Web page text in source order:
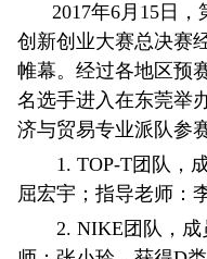
2017年6月15日，
创新创业大赛总决赛
帷幕。经过各地区预
名选手进入在东莞举
济与贸易专业派队参
1. TOP-T团队，成
屈宏宇；指导老师：
2. NIKE团队，成